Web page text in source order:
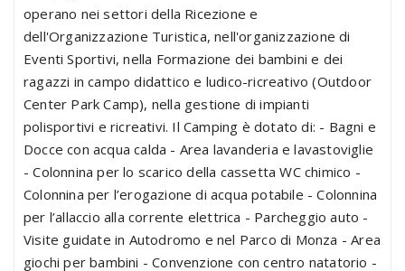
operano nei settori della Ricezione e
dell'Organizzazione Turistica, nell'organizzazione di
Eventi Sportivi, nella Formazione dei bambini e dei
ragazzi in campo didattico e ludico-ricreativo (Outdoor
Center Park Camp), nella gestione di impianti
polisportivi e ricreativi. Il Camping è dotato di: - Bagni e
Docce con acqua calda - Area lavanderia e lavastoviglie
- Colonnina per lo scarico della cassetta WC chimico -
Colonnina per l’erogazione di acqua potabile - Colonnina
per l’allaccio alla corrente elettrica - Parcheggio auto -
Visite guidate in Autodromo e nel Parco di Monza - Area
giochi per bambini - Convenzione con centro natatorio -